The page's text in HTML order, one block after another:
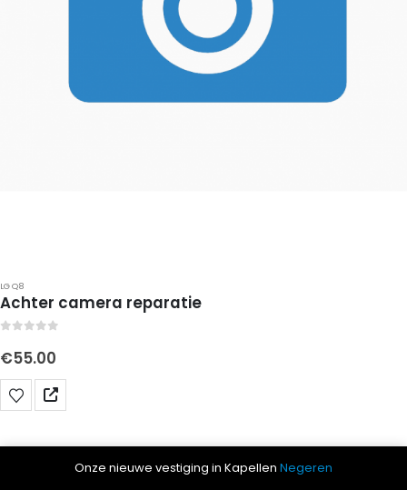
LG Q8
Achter camera reparatie
€55.00
Onze nieuwe vestiging in Kapellen Negeren